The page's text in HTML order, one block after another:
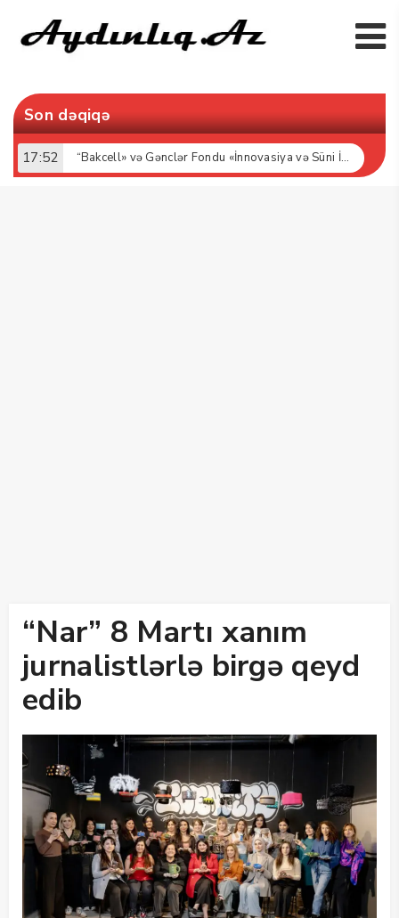
Son dəqiqə
17:52 “Bakcell» və Gənclər Fondu «İnnovasiya və Süni İntellekt» üzrə təqaüd proqramının qalibləri ilə görüş keçirib
“Nar” 8 Martı xanım
jurnalistlərlə birgə qeyd
edib